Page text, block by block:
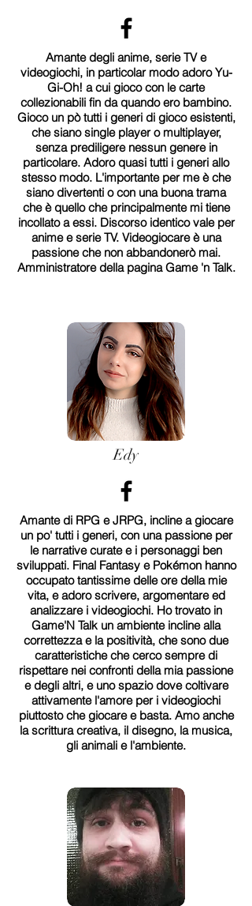
Amante degli anime, serie TV e
videogiochi, in particolar modo adoro Yu-
Gi-Oh! a cui gioco con le carte
collezionabili fin da quando ero bambino.
Gioco un pò tutti i generi di gioco esistenti,
che siano single player o multiplayer,
senza prediligere nessun genere in
particolare. Adoro quasi tutti i generi allo
stesso modo. L'importante per me è che
siano divertenti o con una buona trama
che è quello che principalmente mi tiene
incollato a essi. Discorso identico vale per
anime e serie TV. Videogiocare è una
passione che non abbandonerò mai.
Amministratore della pagina Game 'n Talk.
Edy
Amante di RPG e JRPG, incline a giocare
un po' tutti i generi, con una passione per
le narrative curate e i personaggi ben
sviluppati. Final Fantasy e Pokémon hanno
occupato tantissime delle ore della mie
vita, e adoro scrivere, argomentare ed
analizzare i videogiochi. Ho trovato in
Game'N Talk un ambiente incline alla
correttezza e la positività, che sono due
caratteristiche che cerco sempre di
rispettare nei confronti della mia passione
e degli altri, e uno spazio dove coltivare
attivamente l'amore per i videogiochi
piuttosto che giocare e basta. Amo anche
la scrittura creativa, il disegno, la musica,
gli animali e l'ambiente.